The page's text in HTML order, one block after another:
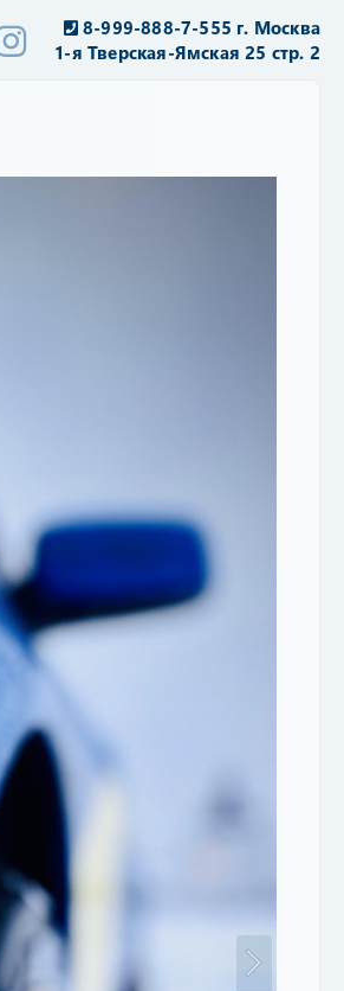
8-999-888-7-555 г. Москва
1-я Тверская-Ямская 25 стр. 2